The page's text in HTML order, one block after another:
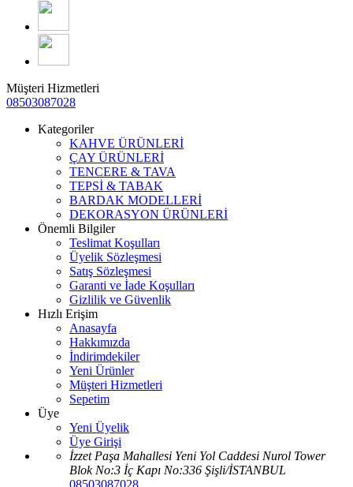
Müşteri Hizmetleri
08503087028
Kategoriler
KAHVE ÜRÜNLERİ
ÇAY ÜRÜNLERİ
TENCERE & TAVA
TEPSİ & TABAK
BARDAK MODELLERİ
DEKORASYON ÜRÜNLERİ
Önemli Bilgiler
Teslimat Koşulları
Üyelik Sözleşmesi
Satış Sözleşmesi
Garanti ve İade Koşulları
Gizlilik ve Güvenlik
Hızlı Erişim
Anasayfa
Hakkımızda
İndirimdekiler
Yeni Ürünler
Müşteri Hizmetleri
Sepetim
Üye
Yeni Üyelik
Üye Girişi
İzzet Paşa Mahallesi Yeni Yol Caddesi Nurol Tower
Blok No:3 İç Kapı No:336 Şişli/İSTANBUL
08503087028